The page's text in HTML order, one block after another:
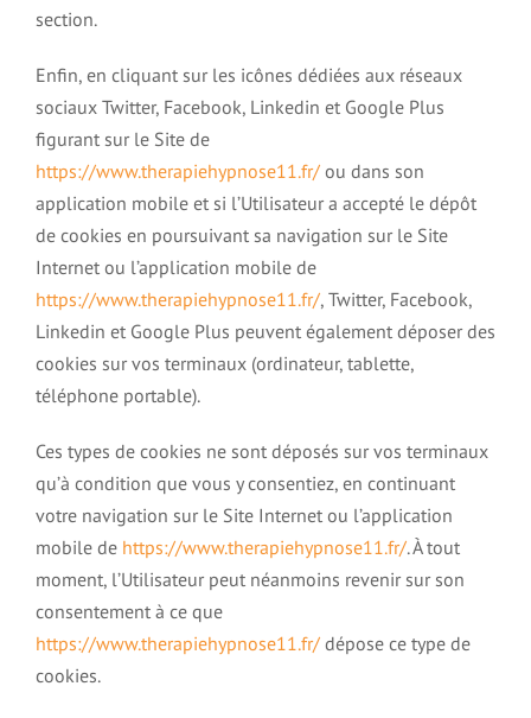
section.
Enfin, en cliquant sur les icônes dédiées aux réseaux
sociaux Twitter, Facebook, Linkedin et Google Plus
figurant sur le Site de
https://www.therapiehypnose11.fr/ou dans son
application mobile et si l’Utilisateur a accepté le dépôt
de cookies en poursuivant sa navigation sur le Site
Internet ou l’application mobile de
https://www.therapiehypnose11.fr/, Twitter, Facebook,
Linkedin et Google Plus peuvent également déposer des
cookies sur vos terminaux (ordinateur, tablette,
téléphone portable).
Ces types de cookies ne sont déposés sur vos terminaux
qu’à condition que vous y consentiez, en continuant
votre navigation sur le Site Internet ou l’application
mobile de https://www.therapiehypnose11.fr/. À tout
moment, l’Utilisateur peut néanmoins revenir sur son
consentement à ce que
https://www.therapiehypnose11.fr/dépose ce type de
cookies.